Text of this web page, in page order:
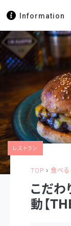
Information
TOP › 食べる
レストラン
こだわ
動【